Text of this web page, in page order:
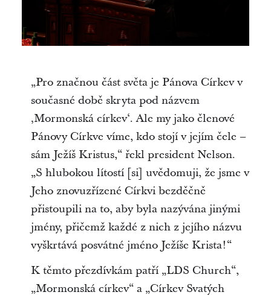
„Pro značnou část světa je Pánova Církev v
současné době skryta pod názvem
‚Mormonská církev‘. Ale my jako členové
Pánovy Církve víme, kdo stojí v jejím čele –
sám Ježíš Kristus,“ řekl president Nelson.
„S hlubokou lítostí [si] uvědomuji, že jsme v
Jeho znovuzřízené Církvi bezděčně
přistoupili na to, aby byla nazývána jinými
jmény, přičemž každé z nich z jejího názvu
vyškrtává posvátné jméno Ježíše Krista!“
K těmto přezdívkám patří „LDS Church“,
„Mormonská církev“ a „Církev Svatých